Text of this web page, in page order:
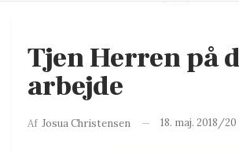
Tjen Herren på
arbejde
Af Josua Christensen 18. maj. 2018/20